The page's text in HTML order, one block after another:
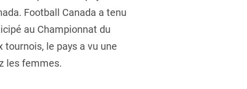
Football Canada a tenu
au Championnat du
le pays a vu une
les femmes.